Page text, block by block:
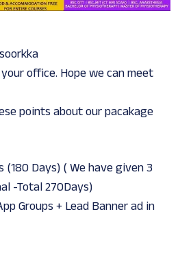
office. Hope we can meet
points about our pacakage
(180 Days) ( We have given 3
-Total 270Days)
Groups + Lead Banner ad in